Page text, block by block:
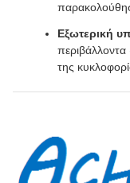
Εξωτερική
της